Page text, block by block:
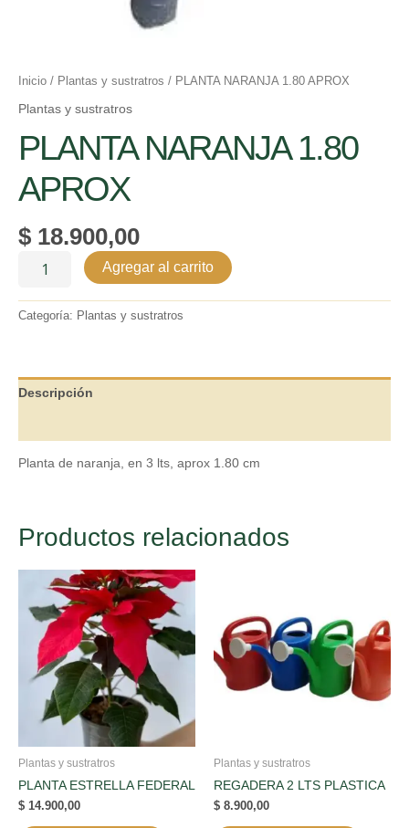
Inicio / Plantas y sustratros / PLANTA NARANJA 1.80 APROX
Plantas y sustratros
PLANTA NARANJA 1.80
APROX
$ 18.900,00
Agregar al carrito
Categoría: Plantas y sustratros
Descripción
Planta de naranja, en 3 lts, aprox 1.80 cm
Productos relacionados
Plantas y sustratros
PLANTA ESTRELLA FEDERAL
$ 14.900,00
Plantas y sustratros
REGADERA 2 LTS PLASTICA
$ 8.900,00